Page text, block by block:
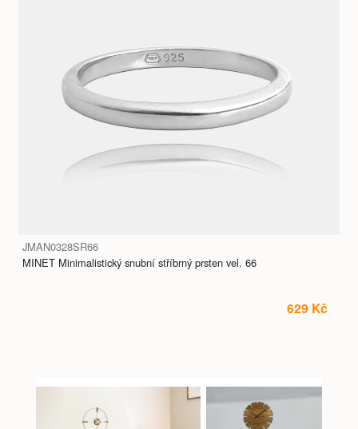
JMAN0328SR66
MINET Minimalistický snubní stříbrný prsten vel. 66
629 Kč